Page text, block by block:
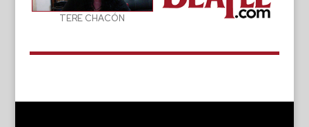
TERE CHACÓN